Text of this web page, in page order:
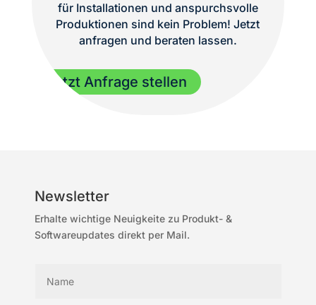
für Installationen und anspurchsvolle
Produktionen sind kein Problem! Jetzt
anfragen und beraten lassen.
Jetzt Anfrage stellen
Newsletter
Erhalte wichtige Neuigkeite zu Produkt- &
Softwareupdates direkt per Mail.